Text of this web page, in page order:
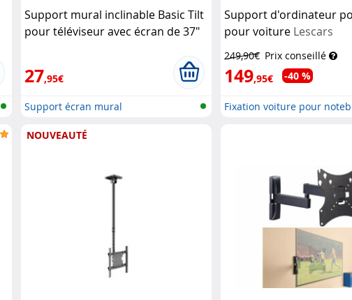
Support mural inclinable Basic Tilt
pour téléviseur avec écran de 37"
27,95€
Support écran mural
Support d'ordinateur
pour voiture Lescars
249,90€ Prix conseillé
149,95€ -40 %
Fixation voiture pour
NOUVEAUTÉ